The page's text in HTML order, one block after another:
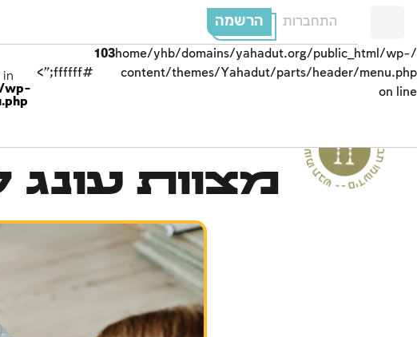
הרשמה התחברות
/home/yhb/domains/yahadut.org/public_html/wp-
content/themes/Yahadut/parts/header/menu.php
on line
103
#ffffff;">
in
wp-
--
ש
ב
ת
ו
מ
ו
ע
ד
י
ם
-
ש
בת ומוע
ד
י
ם
-
ש
ב
ת
ומ
וע
ד
ים מצוות